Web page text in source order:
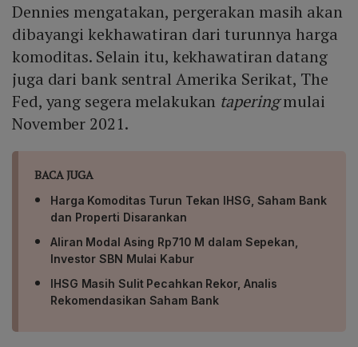
Dennies mengatakan, pergerakan masih akan
dibayangi kekhawatiran dari turunnya harga
komoditas. Selain itu, kekhawatiran datang
juga dari bank sentral Amerika Serikat, The
Fed, yang segera melakukan taperingmulai
November 2021.
BACA JUGA
Harga Komoditas Turun Tekan IHSG, Saham Bank
dan Properti Disarankan
Aliran Modal Asing Rp710 M dalam Sepekan,
Investor SBN Mulai Kabur
IHSG Masih Sulit Pecahkan Rekor, Analis
Rekomendasikan Saham Bank